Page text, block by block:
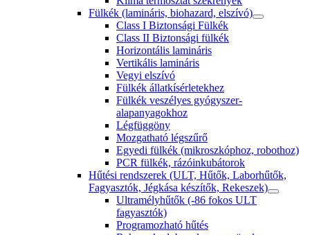
Fülkék (lamináris, biohazard, elszívó)
Class I Biztonsági Fülkék
Class II Biztonsági fülkék
Horizontális lamináris
Vertikális lamináris
Vegyi elszívó
Fülkék állatkísérletekhez
Fülkék veszélyes gyógyszer-
alapanyagokhoz
Légfüggöny
Mozgatható légszűrő
Egyedi fülkék (mikroszkóphoz, robothoz)
PCR fülkék, rázóinkubátorok
Hűtési rendszerek (ULT, Hűtők, Laborhűtők,
Fagyasztók, Jégkása készítők, Rekeszek)
Ultramélyhűtők (-86 fokos ULT
fagyasztók)
Programozható hűtés